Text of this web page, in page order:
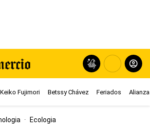
Keiko Fujimori Betssy Chávez Feriados
· Ecologia